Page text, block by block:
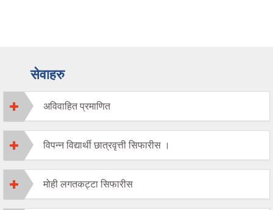
सेवाहरु
अविवाहित प्रमाणित
विपन्न विद्यार्थी छात्रवृत्ती सिफारीस ।
मोही लगतकट्टा सिफारीस